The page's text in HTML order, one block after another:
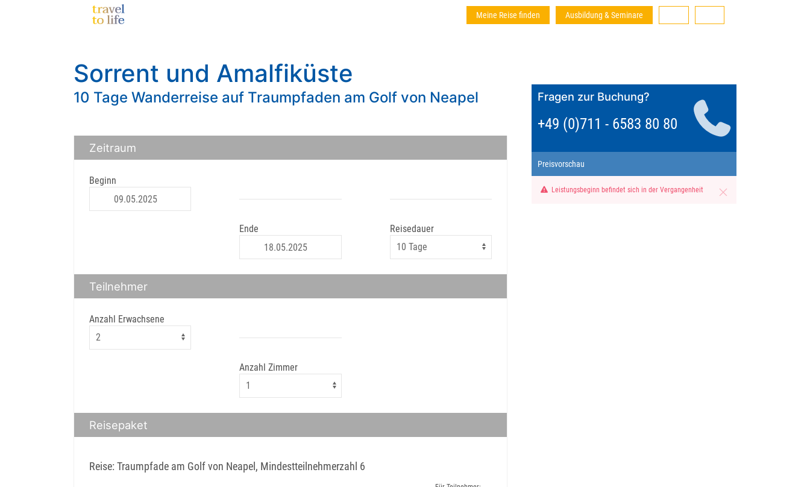
Meine Reise finden Ausbildung & Seminare
Sorrent und Amalfiküste
10 Tage Wanderreise auf Traumpfaden am Golf von Neapel
Zeitraum
Beginn
Ende Reisedauer
Teilnehmer
Anzahl Erwachsene
Anzahl Zimmer
Reisepaket
Reise: Traumpfade am Golf von Neapel, Mindestteilnehmerzahl 6
Fragen zur Buchung?
+49 (0)711 - 6583 80 80
Preisvorschau
Leistungsbeginn befindet sich in der Vergangenheit